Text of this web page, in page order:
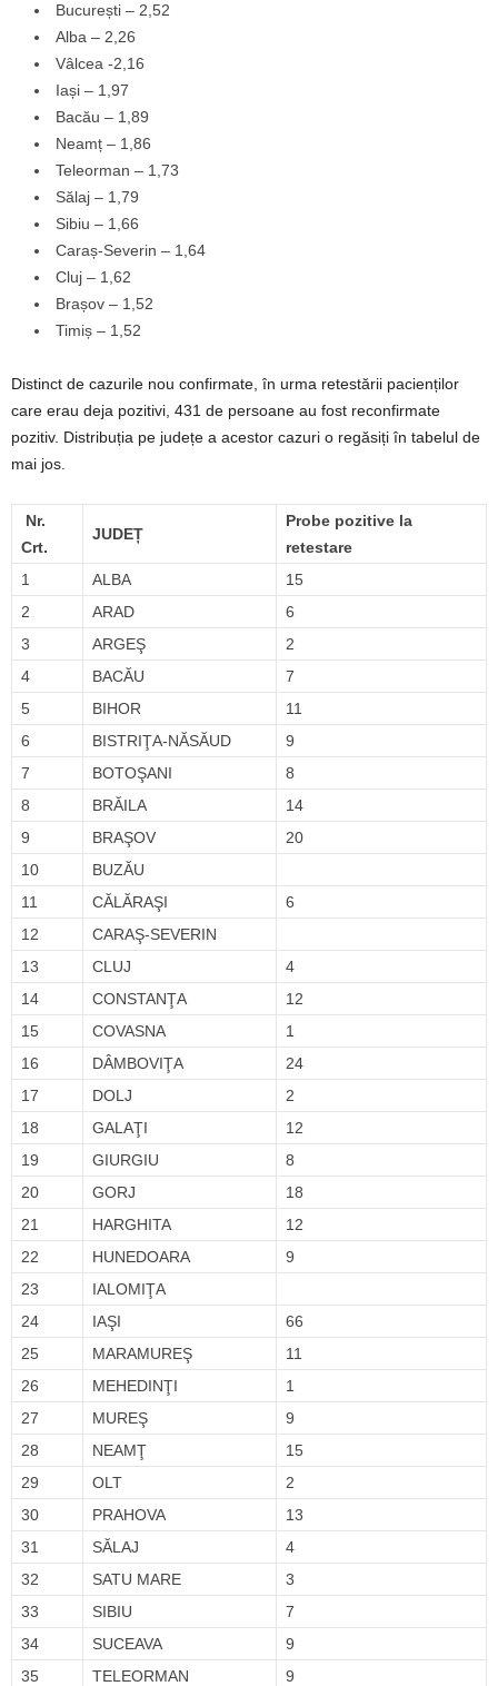
București – 2,52
Alba – 2,26
Vâlcea -2,16
Iași – 1,97
Bacău – 1,89
Neamț – 1,86
Teleorman – 1,73
Sălaj – 1,79
Sibiu – 1,66
Caraș-Severin – 1,64
Cluj – 1,62
Brașov – 1,52
Timiș – 1,52
Distinct de cazurile nou confirmate, în urma retestării pacienților
care erau deja pozitivi, 431 de persoane au fost reconfirmate
pozitiv. Distribuția pe județe a acestor cazuri o regăsiți în tabelul de
mai jos.
Nr.
Crt.
JUDEȚ
Probe pozitive la
retestare
1
ALBA
15
2
ARAD
6
3
ARGEŞ
2
4
BACĂU
7
5
BIHOR
11
6
BISTRIŢA-NĂSĂUD
9
7
BOTOŞANI
8
8
BRĂILA
14
9
BRAŞOV
20
10
BUZĂU
11
CĂLĂRAŞI
6
12
CARAŞ-SEVERIN
13
CLUJ
4
14
CONSTANŢA
12
15
COVASNA
1
16
DÂMBOVIŢA
24
17
DOLJ
2
18
GALAŢI
12
19
GIURGIU
8
20
GORJ
18
21
HARGHITA
12
22
HUNEDOARA
9
23
IALOMIŢA
24
IAŞI
66
25
MARAMUREŞ
11
26
MEHEDINŢI
1
27
MUREŞ
9
28
NEAMŢ
15
29
OLT
2
30
PRAHOVA
13
31
SĂLAJ
4
32
SATU MARE
3
33
SIBIU
7
34
SUCEAVA
9
35
TELEORMAN
9